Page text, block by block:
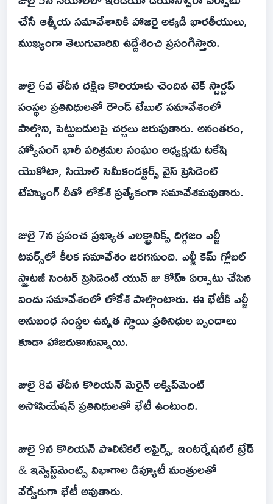
చేసే ఆత్మీయ సమావేశానికి హాజరై అక్కడి భారతీయులు,
ముఖ్యంగా తెలుగువారిని ఉద్దేశించి ప్రసంగిస్తారు.
జులై 6వ తేదీన దక్షిణ కొరియాకు చెందిన టెక్ స్టార్టప్
సంస్థల ప్రతినిధులతో రౌండ్ టేబుల్ సమావేశంలో
పాల్గొని, పెట్టుబడులపై చర్చలు జరుపుతారు. అనంతరం,
హ్యోసంగ్ భారీ పరిశ్రమల సంఘం అధ్యక్షుడు టకేషి
యొకోటా, సియోల్ సెమీకండక్టర్స్ వైస్ ప్రెసిడెంట్
టేహ్యుంగ్ లీతో లోకేశ్ ప్రత్యేకంగా సమావేశమవుతారు.
జులై 7న ప్రపంచ ప్రఖ్యాత ఎలక్ట్రానిక్స్ దిగ్గజం ఎల్జీ
టవర్స్‌లో కీలక సమావేశం జరగనుంది. ఎల్జీ కెమ్ గ్లోబల్
స్ట్రాటజీ సెంటర్ ప్రెసిడెంట్ యున్ జు కోహ్ ఏర్పాటు చేసిన
విందు సమావేశంలో లోకేశ్ పాల్గొంటారు. ఈ భేటీకి ఎల్జీ
అనుబంధ సంస్థల ఉన్నత స్థాయి ప్రతినిధుల బృందాలు
కూడా హాజరుకానున్నాయి.
జులై 8వ తేదీన కొరియన్ మెరైన్ అక్విప్‌మెంట్
అసోసియేషన్ ప్రతినిధులతో భేటీ ఉంటుంది.
జులై 9న కొరియన్ పొలిటికల్ అఫైర్స్, ఇంటర్నేషనల్ ట్రేడ్
& ఇన్వెస్ట్‌మెంట్స్ విభాగాల డిప్యూటీ మంత్రులతో
వేర్వేరుగా భేటీ అవుతారు.